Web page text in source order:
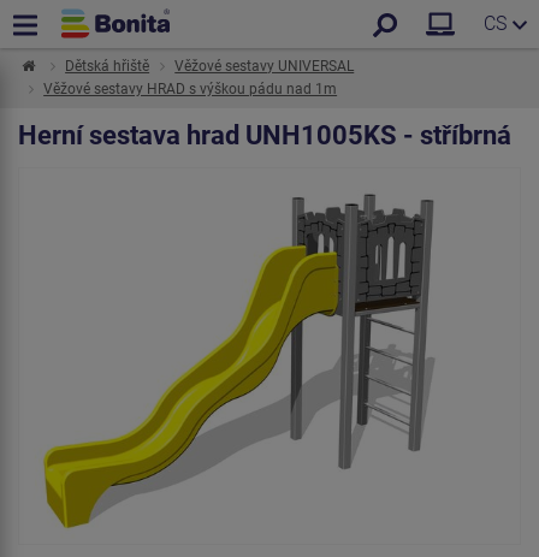
CS
Dětská hřiště
Věžové sestavy UNIVERSAL
Věžové sestavy HRAD s výškou pádu nad 1m
Herní sestava hrad UNH1005KS - stříbrná